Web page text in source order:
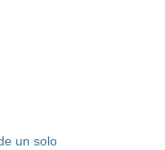
un solo